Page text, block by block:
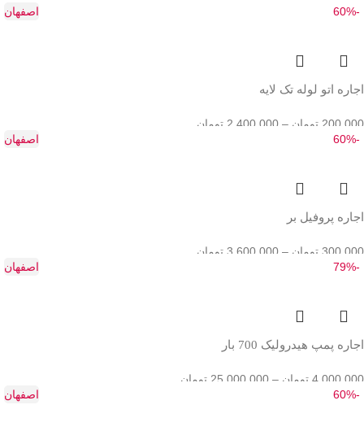
-60% اصفهان
اجاره اتو لوله تک لایه
200,000 تومان –
2,400,000 تومان
-60%
اصفهان
اجاره پروفیل بر
300,000 تومان –
3,600,000 تومان
-79%
اصفهان
اجاره پمپ هیدرولیک 700 بار
4,000,000 تومان –
25,000,000 تومان
-60%
اصفهان